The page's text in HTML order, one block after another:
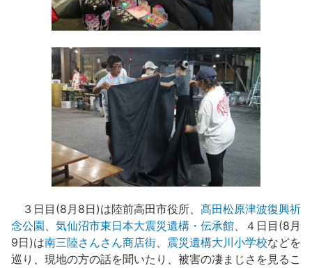
３日目(8月8日)は陸前高田市役所、 髙田松原津波復興祈
念公園、 気仙沼市東日本大震災遺構・伝承館、４日目(8月
9日)は南三陸さんさん商店街、 震災遺構大川小学校などを
巡り、現地の方の話を聞いたり、被害の凄まじさを見るこ